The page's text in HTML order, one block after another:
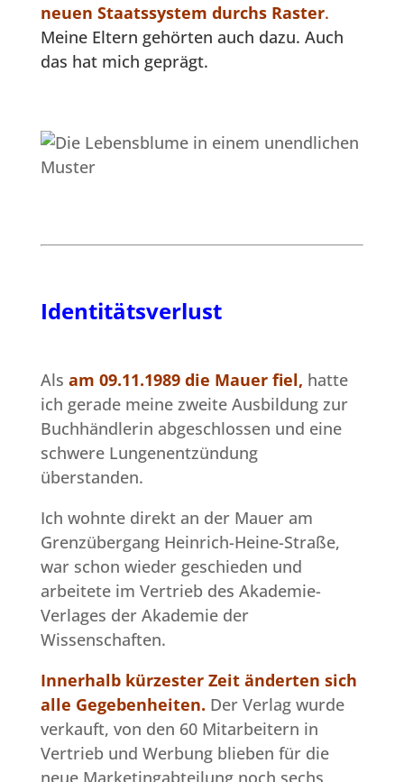
neuen Staatssystem durchs Raster.
Meine Eltern gehörten auch dazu. Auch
das hat mich geprägt.
Identitätsverlust
Als am 09.11.1989 die Mauer fiel, hatte
ich gerade meine zweite Ausbildung zur
Buchhändlerin abgeschlossen und eine
schwere Lungenentzündung
überstanden.
Ich wohnte direkt an der Mauer am
Grenzübergang Heinrich-Heine-Straße,
war schon wieder geschieden und
arbeitete im Vertrieb des Akademie-
Verlages der Akademie der
Wissenschaften.
Innerhalb kürzester Zeit änderten sich
alle Gegebenheiten. Der Verlag wurde
verkauft, von den 60 Mitarbeitern in
Vertrieb und Werbung blieben für die
neue Marketingabteilung noch sechs